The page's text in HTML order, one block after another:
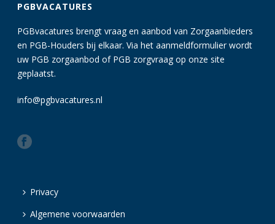
PGBVACATURES
PGBvacatures brengt vraag en aanbod van Zorgaanbieders
en PGB-Houders bij elkaar. Via het aanmeldformulier wordt
uw PGB zorgaanbod of PGB zorgvraag op onze site
geplaatst.
info@pgbvacatures.nl
Privacy
Algemene voorwaarden